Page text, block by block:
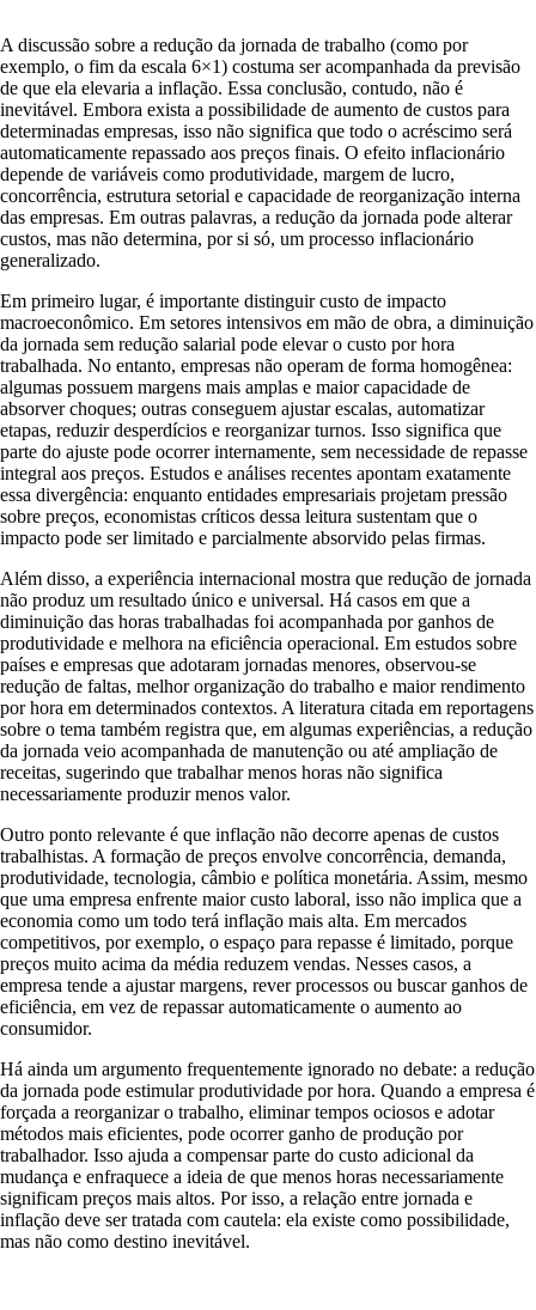
A discussão sobre a redução da jornada de trabalho (como por
exemplo, o fim da escala 6×1) costuma ser acompanhada da previsão
de que ela elevaria a inflação. Essa conclusão, contudo, não é
inevitável. Embora exista a possibilidade de aumento de custos para
determinadas empresas, isso não significa que todo o acréscimo será
automaticamente repassado aos preços finais. O efeito inflacionário
depende de variáveis como produtividade, margem de lucro,
concorrência, estrutura setorial e capacidade de reorganização interna
das empresas. Em outras palavras, a redução da jornada pode alterar
custos, mas não determina, por si só, um processo inflacionário
generalizado.
Em primeiro lugar, é importante distinguir custo de impacto
macroeconômico. Em setores intensivos em mão de obra, a diminuição
da jornada sem redução salarial pode elevar o custo por hora
trabalhada. No entanto, empresas não operam de forma homogênea:
algumas possuem margens mais amplas e maior capacidade de
absorver choques; outras conseguem ajustar escalas, automatizar
etapas, reduzir desperdícios e reorganizar turnos. Isso significa que
parte do ajuste pode ocorrer internamente, sem necessidade de repasse
integral aos preços. Estudos e análises recentes apontam exatamente
essa divergência: enquanto entidades empresariais projetam pressão
sobre preços, economistas críticos dessa leitura sustentam que o
impacto pode ser limitado e parcialmente absorvido pelas firmas.
Além disso, a experiência internacional mostra que redução de jornada
não produz um resultado único e universal. Há casos em que a
diminuição das horas trabalhadas foi acompanhada por ganhos de
produtividade e melhora na eficiência operacional. Em estudos sobre
países e empresas que adotaram jornadas menores, observou-se
redução de faltas, melhor organização do trabalho e maior rendimento
por hora em determinados contextos. A literatura citada em reportagens
sobre o tema também registra que, em algumas experiências, a redução
da jornada veio acompanhada de manutenção ou até ampliação de
receitas, sugerindo que trabalhar menos horas não significa
necessariamente produzir menos valor.
Outro ponto relevante é que inflação não decorre apenas de custos
trabalhistas. A formação de preços envolve concorrência, demanda,
produtividade, tecnologia, câmbio e política monetária. Assim, mesmo
que uma empresa enfrente maior custo laboral, isso não implica que a
economia como um todo terá inflação mais alta. Em mercados
competitivos, por exemplo, o espaço para repasse é limitado, porque
preços muito acima da média reduzem vendas. Nesses casos, a
empresa tende a ajustar margens, rever processos ou buscar ganhos de
eficiência, em vez de repassar automaticamente o aumento ao
consumidor.
Há ainda um argumento frequentemente ignorado no debate: a redução
da jornada pode estimular produtividade por hora. Quando a empresa é
forçada a reorganizar o trabalho, eliminar tempos ociosos e adotar
métodos mais eficientes, pode ocorrer ganho de produção por
trabalhador. Isso ajuda a compensar parte do custo adicional da
mudança e enfraquece a ideia de que menos horas necessariamente
significam preços mais altos. Por isso, a relação entre jornada e
inflação deve ser tratada com cautela: ela existe como possibilidade,
mas não como destino inevitável.